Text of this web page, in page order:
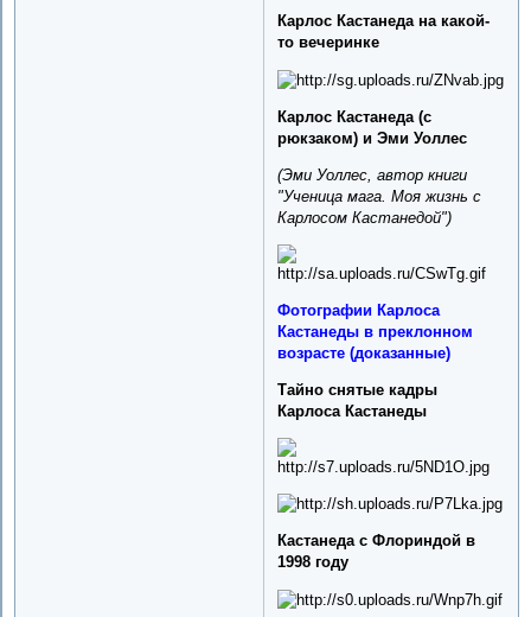
Карлос Кастанеда на какой-
то вечеринке
Карлос Кастанеда (с
рюкзаком) и Эми Уоллес
(Эми Уоллес, автор книги
"Ученица мага. Моя жизнь с
Карлосом Кастанедой")
Фотографии Карлоса
Кастанеды в преклонном
возрасте (доказанные)
Тайно снятые кадры
Карлоса Кастанеды
Кастанеда с Флориндой в
1998 году